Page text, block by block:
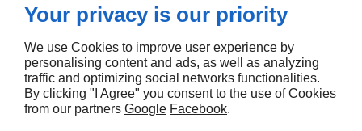
SUIVEZ-NOUS
Your privacy is our priority
We use Cookies to improve user experience by
personalising content and ads, as well as analyzing
traffic and optimizing social networks functionalities.
By clicking "I Agree" you consent to the use of Cookies
from our partners Google Facebook.